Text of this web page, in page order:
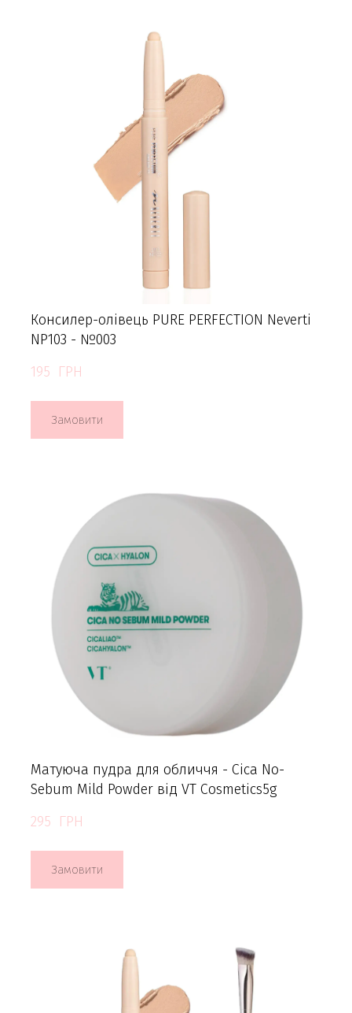
Консилер-олівець PURE PERFECTION Neverti
NP103 - №003
195  ГРН
Замовити
Матуюча пудра для обличчя - Cica No-
Sebum Mild Powder від VT Cosmetics5g
295  ГРН
Замовити